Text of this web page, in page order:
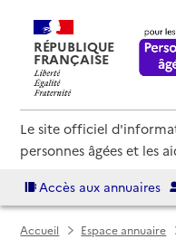
RÉPUBLIQUE
FRANÇAISE
Le site officiel
personnes âgées et les
Accès aux annuaires
Accueil Espace annuaire